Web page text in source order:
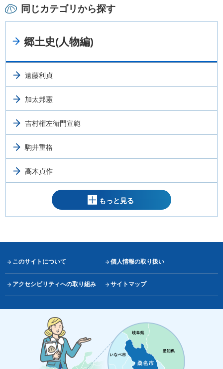
同じカテゴリから探す
郷土史(人物編)
遠藤利貞
加太邦憲
吉村権左衛門宣範
駒井重格
高木貞作
もっと見る
このサイトについて 個人情報の取り扱い
アクセシビリティへの取り組み サイトマップ